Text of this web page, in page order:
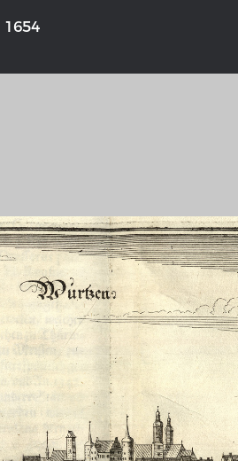
1654
- 1654 THE RHINE FROM
Entirely new
1794
Details of the
French-German
Chronologie der
Geschichte